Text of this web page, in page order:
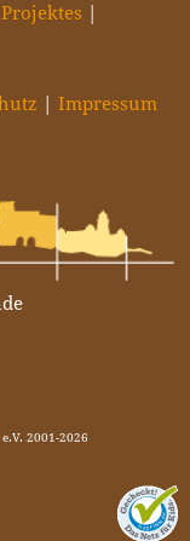
Impressum
2001-2026